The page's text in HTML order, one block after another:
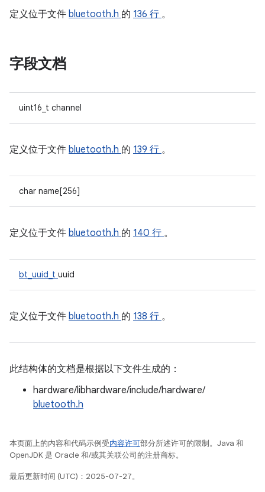
定义位于文件 bluetooth.h 的 136 行 。
字段文档
uint16_t channel
定义位于文件 bluetooth.h 的 139 行 。
char name[256]
定义位于文件 bluetooth.h 的 140 行 。
bt_uuid_t uuid
定义位于文件 bluetooth.h 的 138 行 。
此结构体的文档是根据以下文件生成的：
hardware/libhardware/include/hardware/
bluetooth.h
本页面上的内容和代码示例受内容许可部分所述许可的限制。Java 和
OpenJDK 是 Oracle 和/或其关联公司的注册商标。
最后更新时间 (UTC)：2025-07-27。